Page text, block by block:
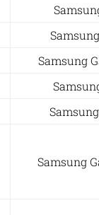
Samsung
Samsung